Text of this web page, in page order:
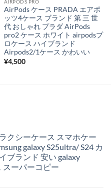
AIRPODS PRO
AirPods ケース PRADA エアポ
ッツ4ケース ブランド 第 三 世
代 おしゃれ プラダ AirPods
pro2 ケース ホワイト airpodsプ
ロケース ハイブランド
Airpods2/1ケース かわいい
¥4,500
クシーケース スマホケー
galaxy S25ultra/ S24 カ
ブランド 安い galaxy
スーパーコピー